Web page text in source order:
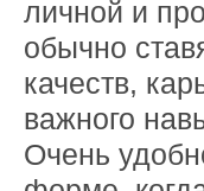
личной и
обычно
качеств,
важного
Очень